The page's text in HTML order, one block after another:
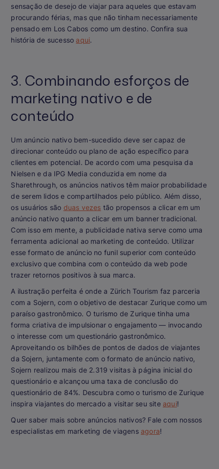
sensação de desejo de viajar para aqueles que estavam
procurando férias, mas que não tinham necessariamente
pensado em Los Cabos como um destino. Confira sua
história de sucesso aqui.
3. Combinando esforços de
marketing nativo e de
conteúdo
Um anúncio nativo bem-sucedido deve ser capaz de
direcionar conteúdo ou plano de ação específico para
clientes em potencial. De acordo com uma pesquisa da
Nielsen e da IPG Media conduzida em nome da
Sharethrough, os anúncios nativos têm maior probabilidade
de serem lidos e compartilhados pelo público. Além disso,
os usuários são duas vezes tão propensos a clicar em um
anúncio nativo quanto a clicar em um banner tradicional.
Com isso em mente, a publicidade nativa serve como uma
ferramenta adicional ao marketing de conteúdo. Utilizar
esse formato de anúncio no funil superior com conteúdo
exclusivo que combina com o conteúdo da web pode
trazer retornos positivos à sua marca.
A ilustração perfeita é onde a Zürich Tourism faz parceria
com a Sojern, com o objetivo de destacar Zurique como um
paraíso gastronômico. O turismo de Zurique tinha uma
forma criativa de impulsionar o engajamento — invocando
o interesse com um questionário gastronômico.
Aproveitando os bilhões de pontos de dados de viajantes
da Sojern, juntamente com o formato de anúncio nativo,
Sojern realizou mais de 2.319 visitas à página inicial do
questionário e alcançou uma taxa de conclusão do
questionário de 84%. Descubra como o turismo de Zurique
inspira viajantes do mercado a visitar seu site aqui!
Quer saber mais sobre anúncios nativos? Fale com nossos
especialistas em marketing de viagens agora!